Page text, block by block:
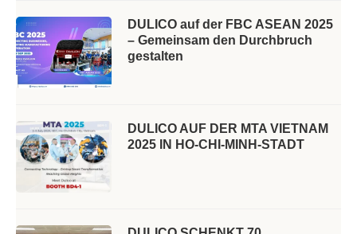
DULICO auf der FBC ASEAN 2025
– Gemeinsam den Durchbruch
gestalten
DULICO AUF DER MTA VIETNAM
2025 IN HO-CHI-MINH-STADT